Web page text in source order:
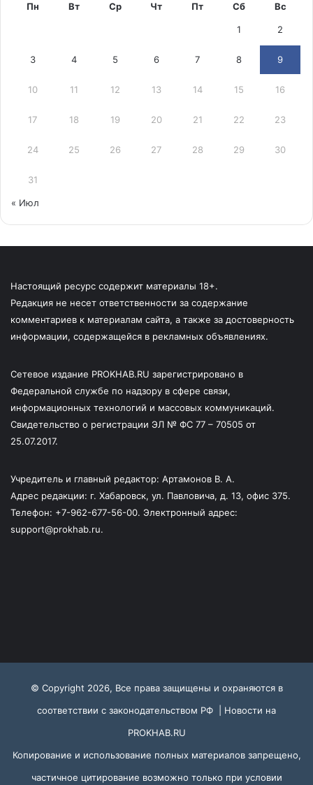
Пн Вт Ср Чт Пт Сб Вс
1 2
3 4 5 6 7 8 9
10 11 12 13 14 15 16
17 18 19 20 21 22 23
24 25 26 27 28 29 30
31
« Июл
Настоящий ресурс содержит материалы 18+.
Редакция не несет ответственности за содержание
комментариев к материалам сайта, а также за достоверность
информации, содержащейся в рекламных объявлениях.
Сетевое издание PROKHAB.RU зарегистрировано в
Федеральной службе по надзору в сфере связи,
информационных технологий и массовых коммуникаций.
Свидетельство о регистрации ЭЛ № ФС 77 – 70505 от
25.07.2017.
Учредитель и главный редактор: Артамонов В. А.
Адрес редакции: г. Хабаровск, ул. Павловича, д. 13, офис 375.
Телефон: +7-962-677-56-00. Электронный адрес:
support@prokhab.ru.
© Copyright 2026, Все права защищены и охраняются в
соответствии с законодательством РФ | Новости на
PROKHAB.RU
Копирование и использование полных материалов запрещено,
частичное цитирование возможно только при условии